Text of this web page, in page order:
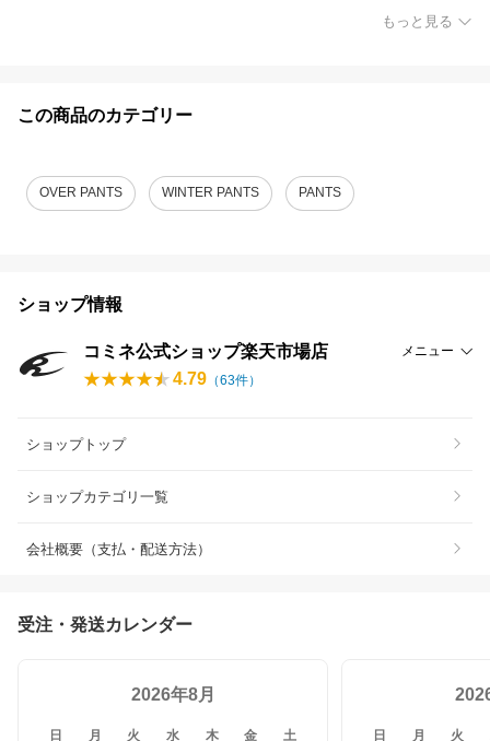
もっと見る
この商品のカテゴリー
OVER PANTS WINTER PANTS PANTS
ショップ情報
コミネ公式ショップ楽天市場店 メニュー
4.79 （63件）
ショップトップ
ショップカテゴリ一覧
会社概要（支払・配送方法）
受注・発送カレンダー
2026年8月
日 月 火 水 木 金 土 日 月 火